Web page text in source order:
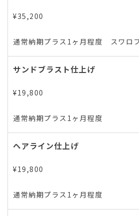
¥35,200
通常納期プラス1ヶ月程度 スワロ
サンドブラスト仕上げ
¥19,800
通常納期プラス1ヶ月程度
ヘアライン仕上げ
¥19,800
通常納期プラス1ヶ月程度